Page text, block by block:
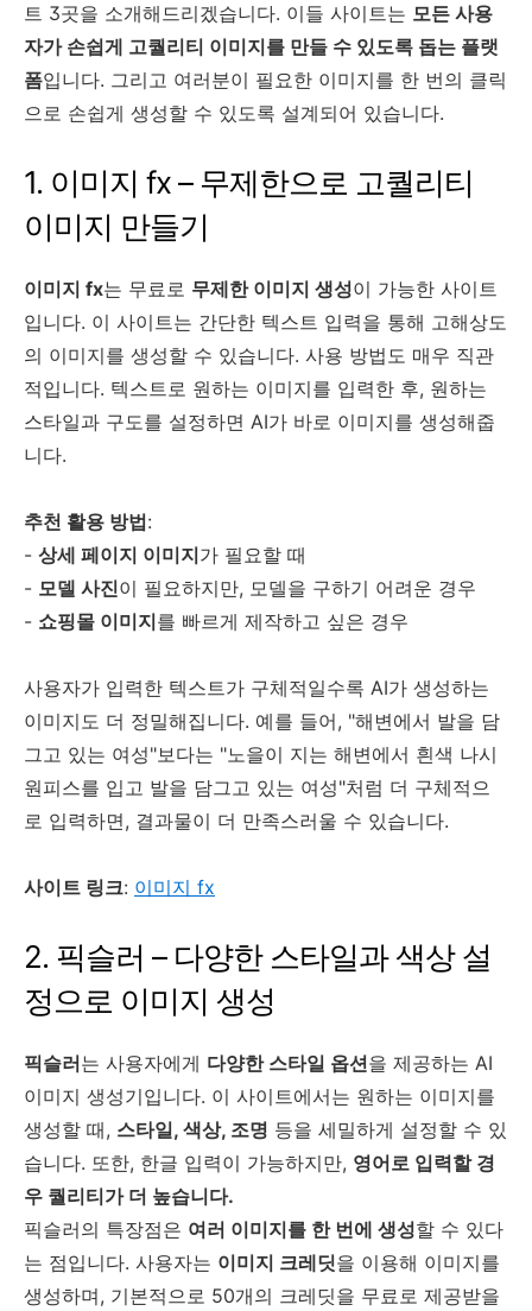
트 3곳을 소개해드리겠습니다. 이들 사이트는 모든 사용
자가 손쉽게 고퀄리티 이미지를 만들 수 있도록 돕는 플랫
폼입니다. 그리고 여러분이 필요한 이미지를 한 번의 클릭
으로 손쉽게 생성할 수 있도록 설계되어 있습니다.
1. 이미지 fx – 무제한으로 고퀄리티
이미지 만들기
이미지 fx는 무료로 무제한 이미지 생성이 가능한 사이트
입니다. 이 사이트는 간단한 텍스트 입력을 통해 고해상도
의 이미지를 생성할 수 있습니다. 사용 방법도 매우 직관
적입니다. 텍스트로 원하는 이미지를 입력한 후, 원하는
스타일과 구도를 설정하면 AI가 바로 이미지를 생성해줍
니다.
추천 활용 방법:
- 상세 페이지 이미지가 필요할 때
- 모델 사진이 필요하지만, 모델을 구하기 어려운 경우
- 쇼핑몰 이미지를 빠르게 제작하고 싶은 경우
사용자가 입력한 텍스트가 구체적일수록 AI가 생성하는
이미지도 더 정밀해집니다. 예를 들어, "해변에서 발을 담
그고 있는 여성"보다는 "노을이 지는 해변에서 흰색 나시
원피스를 입고 발을 담그고 있는 여성"처럼 더 구체적으
로 입력하면, 결과물이 더 만족스러울 수 있습니다.
사이트 링크: 이미지 fx
2. 픽슬러 – 다양한 스타일과 색상 설
정으로 이미지 생성
픽슬러는 사용자에게 다양한 스타일 옵션을 제공하는 AI
이미지 생성기입니다. 이 사이트에서는 원하는 이미지를
생성할 때, 스타일, 색상, 조명 등을 세밀하게 설정할 수 있
습니다. 또한, 한글 입력이 가능하지만, 영어로 입력할 경
우 퀄리티가 더 높습니다.
픽슬러의 특장점은 여러 이미지를 한 번에 생성할 수 있다
는 점입니다. 사용자는 이미지 크레딧을 이용해 이미지를
생성하며, 기본적으로 50개의 크레딧을 무료로 제공받을